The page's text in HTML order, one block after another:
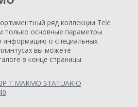
ряд коллекции Tele
только основные параметры
информацию о специальных
вы можете
в конце страницы.